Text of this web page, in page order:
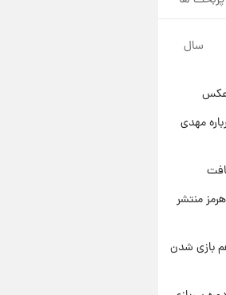
پنجشنبه
سایپا
طلا؛
فردا
سال
عکس
مهدی
منتشر
بازی شدن